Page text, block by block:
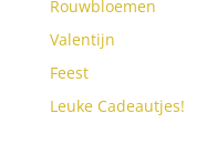
Rouwbloemen
Valentijn
Feest
Leuke Cadeautjes!